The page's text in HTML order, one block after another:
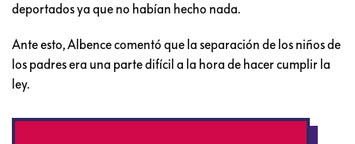
deportados ya que no habían hecho nada.
Ante esto, Albence comentó que la separación de los niños de
los padres era una parte difícil a la hora de hacer cumplir la
ley.